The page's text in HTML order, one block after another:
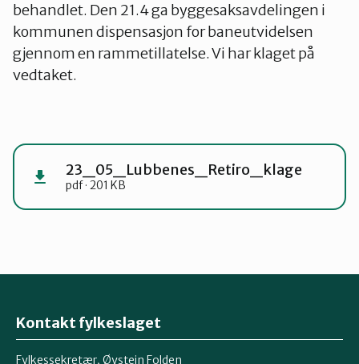
behandlet. Den 21.4 ga byggesaksavdelingen i
kommunen dispensasjon for baneutvidelsen
gjennom en rammetillatelse. Vi har klaget på
vedtaket.
23_05_Lubbenes_Retiro_klage
pdf · 201 KB
Kontakt fylkeslaget
Fylkessekretær, Øystein Folden